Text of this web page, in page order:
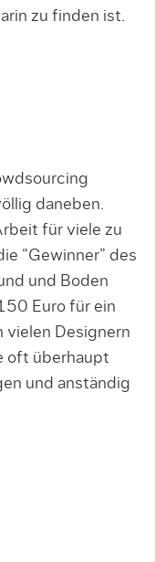
zu finden ist.
daneben.
für viele zu
“Gewinner” des
und Boden
Euro für ein
vielen Designern
oft überhaupt
und anständig